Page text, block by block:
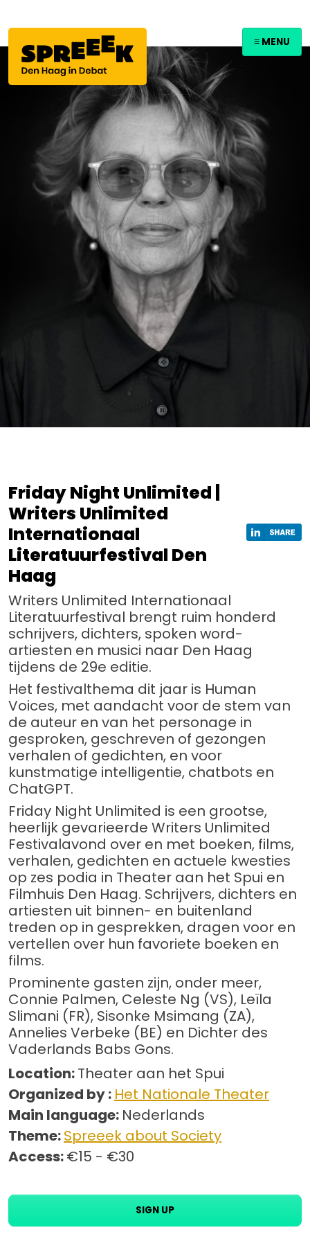
≡ MENU
Friday Night Unlimited |
Writers Unlimited
Internationaal
Literatuurfestival Den
Haag
Writers Unlimited Internationaal
Literatuurfestival brengt ruim honderd
schrijvers, dichters, spoken word-
artiesten en musici naar Den Haag
tijdens de 29e editie.
Het festivalthema dit jaar is Human
Voices, met aandacht voor de stem van
de auteur en van het personage in
gesproken, geschreven of gezongen
verhalen of gedichten, en voor
kunstmatige intelligentie, chatbots en
ChatGPT.
Friday Night Unlimited is een grootse,
heerlijk gevarieerde Writers Unlimited
Festivalavond over en met boeken, films,
verhalen, gedichten en actuele kwesties
op zes podia in Theater aan het Spui en
Filmhuis Den Haag. Schrijvers, dichters en
artiesten uit binnen- en buitenland
treden op in gesprekken, dragen voor en
vertellen over hun favoriete boeken en
films.
Prominente gasten zijn, onder meer,
Connie Palmen, Celeste Ng (VS), Leïla
Slimani (FR), Sisonke Msimang (ZA),
Annelies Verbeke (BE) en Dichter des
Vaderlands Babs Gons.
Location:Theater aan het Spui
Organized by : Het Nationale Theater
Main language: Nederlands
Theme:Spreeek about Society
Access:€15 - €30
SIGN UP